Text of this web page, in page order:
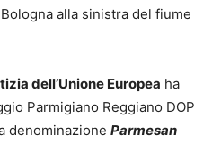
alla sinistra del fiume
dell’Unione Europea ha
Parmigiano Reggiano DOP
denominazione Parmesan